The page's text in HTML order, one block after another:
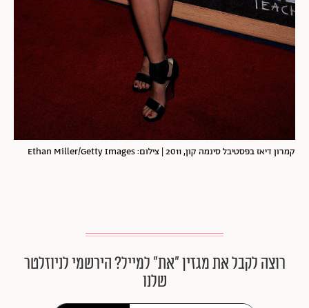
קמרון דיאז בפסטיבל סינמה קון, 2011 | צילום: Ethan Miller/Getty Images
רוצה לקבל את מגזין ״את״ למייל? הירשמי לניוזלטר
שלנו